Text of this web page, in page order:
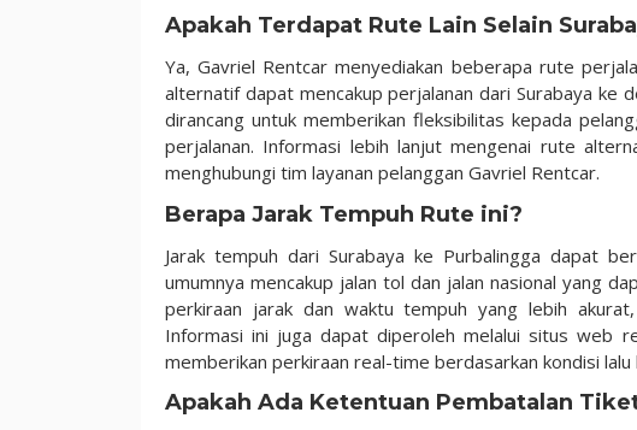
Apakah Terdapat Rute Lain Selain
Ya, Gavriel Rentcar menyediakan beberapa rute
alternatif dapat mencakup perjalanan dari Surabaya ke
dirancang untuk memberikan fleksibilitas kepada
perjalanan. Informasi lebih lanjut mengenai rute
menghubungi tim layanan pelanggan Gavriel Rentcar.
Berapa Jarak Tempuh Rute ini?
Jarak tempuh dari Surabaya ke Purbalingga dapat
umumnya mencakup jalan tol dan jalan nasional yang
perkiraan jarak dan waktu tempuh yang lebih
Informasi ini juga dapat diperoleh melalui situs web
memberikan perkiraan real-time berdasarkan kondisi
Apakah Ada Ketentuan Pembatalan